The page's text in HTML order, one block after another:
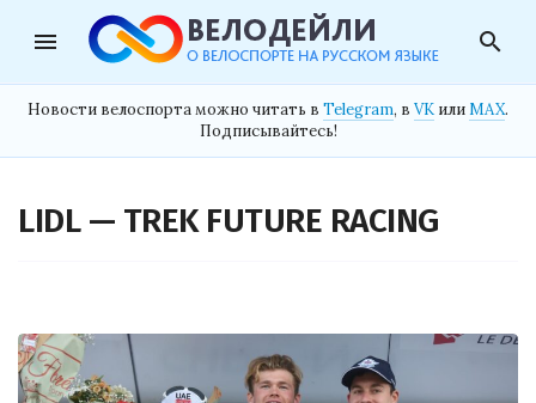
menu search
Новости велоспорта можно читать в Telegram, в VK илиMAX.
Подписывайтесь!
LIDL — TREK FUTURE RACING